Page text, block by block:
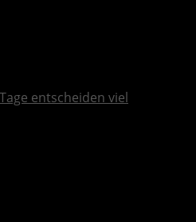
entscheiden viel